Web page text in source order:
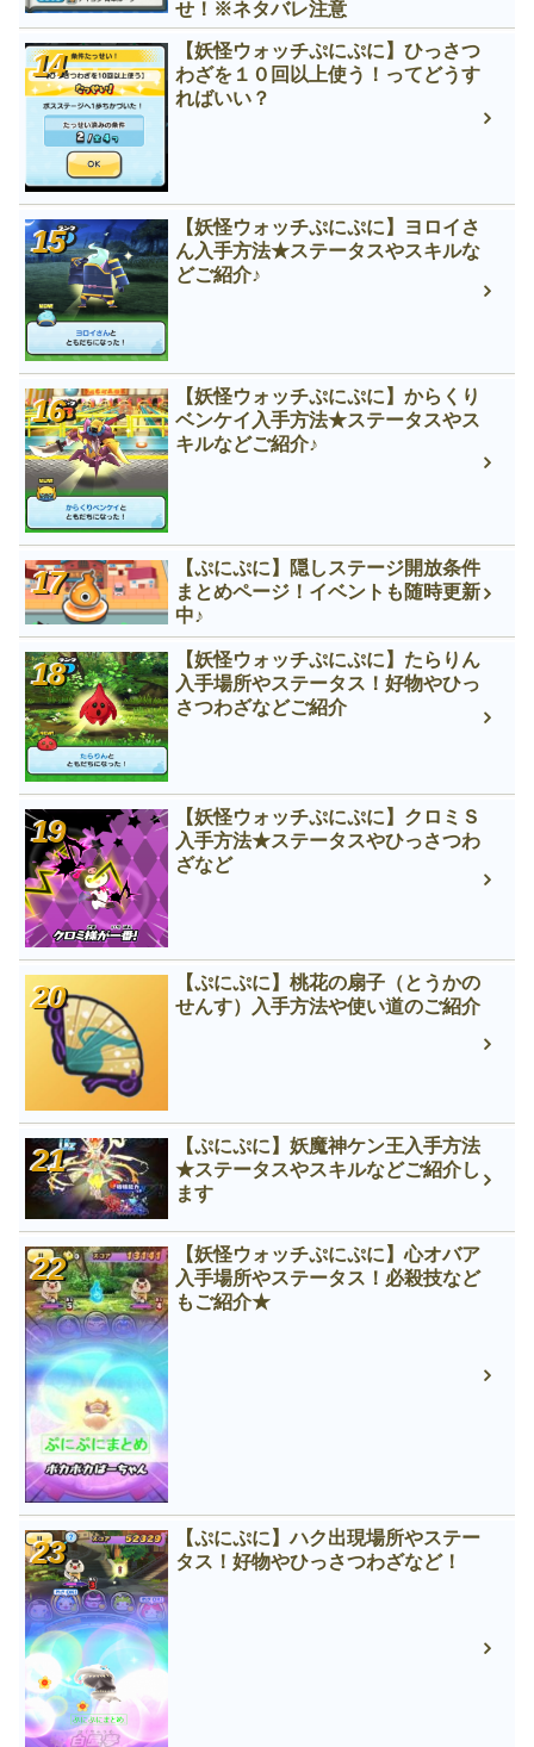
せ！※ネタバレ注意
【妖怪ウォッチぷにぷに】ひっさつ
わざを１０回以上使う！ってどうす
ればいい？
【妖怪ウォッチぷにぷに】ヨロイさ
ん入手方法★ステータスやスキルな
どご紹介♪
【妖怪ウォッチぷにぷに】からくり
ベンケイ入手方法★ステータスやス
キルなどご紹介♪
【ぷにぷに】隠しステージ開放条件
まとめページ！イベントも随時更新
中♪
【妖怪ウォッチぷにぷに】たらりん
入手場所やステータス！好物やひっ
さつわざなどご紹介
【妖怪ウォッチぷにぷに】クロミＳ
入手方法★ステータスやひっさつわ
ざなど
【ぷにぷに】桃花の扇子（とうかの
せんす）入手方法や使い道のご紹介
【ぷにぷに】妖魔神ケン王入手方法
★ステータスやスキルなどご紹介し
ます
【妖怪ウォッチぷにぷに】心オバア
入手場所やステータス！必殺技など
もご紹介★
【ぷにぷに】ハク出現場所やステー
タス！好物やひっさつわざなど！